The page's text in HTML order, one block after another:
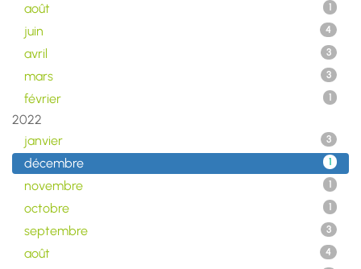
août 1
juin 4
avril 3
mars 3
février 1
2022
janvier
3
décembre 1
novembre 1
octobre 1
septembre 3
août 4